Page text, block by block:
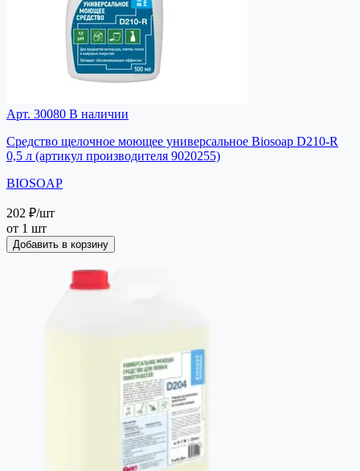
Арт. 30080 В наличии
Средство щелочное моющее универсальное Biosoap D210-R
0,5 л (артикул производителя 9020255)
BIOSOAP
202 ₽/шт
от 1 шт
Добавить в корзину